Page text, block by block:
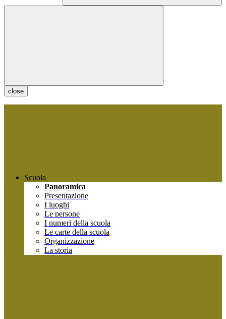
close
Scuola
Panoramica
Presentazione
I luoghi
Le persone
I numeri della scuola
Le carte della scuola
Organizzazione
La storia